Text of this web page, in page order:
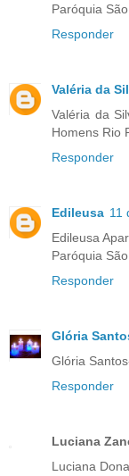
Paróquia
Responder
Valéria da
Valéria da
Homens Rio
Responder
Edileusa 11
Edileusa
Paróquia
Responder
Glória
Glória
Responder
Luciana
Luciana